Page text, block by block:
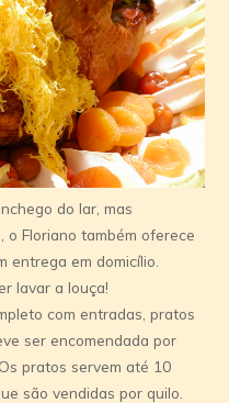
do lar, mas
o Floriano também oferece
entrega em domicílio.
lavar a louça!
com entradas, pratos
ser encomendada por
pratos servem até 10
são vendidas por quilo.